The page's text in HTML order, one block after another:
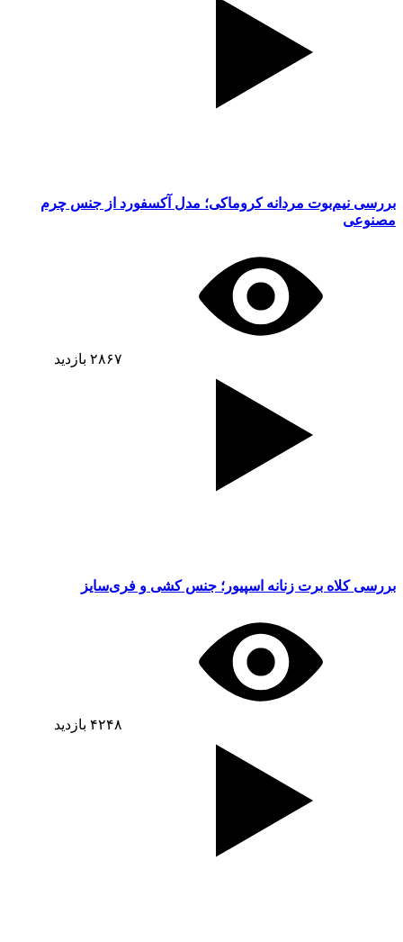
بررسی نیم‌بوت مردانه کروماکی؛ مدل آکسفورد از جنس چرم
مصنوعی
۲۸۶۷ بازدید
بررسی کلاه برت زنانه اسپیور؛ جنس کشی و فری‌سایز
۴۲۴۸ بازدید